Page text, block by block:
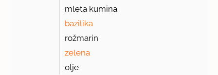
mleta kumina
bazilika
rožmarin
zelena
olje